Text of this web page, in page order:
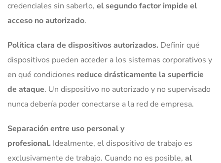
credenciales sin saberlo, el segundo factor impide el
acceso no autorizado.
Política clara de dispositivos autorizados. Definir qué
dispositivos pueden acceder a los sistemas corporativos y
en qué condiciones reduce drásticamente la superficie
de ataque. Un dispositivo no autorizado y no supervisado
nunca debería poder conectarse a la red de empresa.
Separación entre uso personal y
profesional. Idealmente, el dispositivo de trabajo es
exclusivamente de trabajo. Cuando no es posible, al